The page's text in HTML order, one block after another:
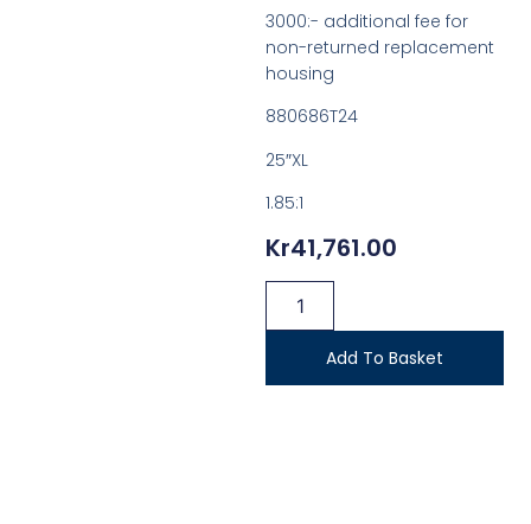
3000:- additional fee for
non-returned replacement
housing
880686T24
25″XL
1.85:1
Kr41,761.00
Add To Basket